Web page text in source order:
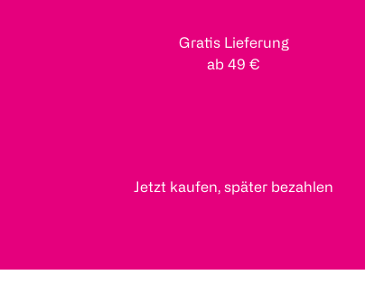
Gratis Lieferung
ab 49 €
Jetzt kaufen, später bezahlen